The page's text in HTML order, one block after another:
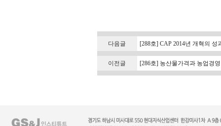
다음글 [288호] CAP 2014년 개혁의 성
이전글 [286호] 농산물가격과 농업경